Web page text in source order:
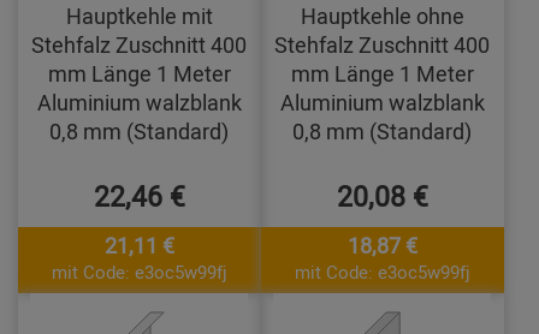
Hauptkehle mit
Stehfalz Zuschnitt 400
mm Länge 1 Meter
Aluminium walzblank
0,8 mm (Standard)
22,46 €
21,11 €
mit Code: e3oc5w99fj
Hauptkehle ohne
Stehfalz Zuschnitt 400
mm Länge 1 Meter
Aluminium walzblank
0,8 mm (Standard)
20,08 €
18,87 €
mit Code: e3oc5w99fj